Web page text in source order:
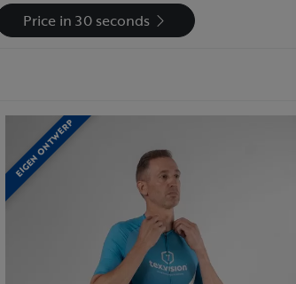
Price in 30 seconds
EIGEN ONTWERP